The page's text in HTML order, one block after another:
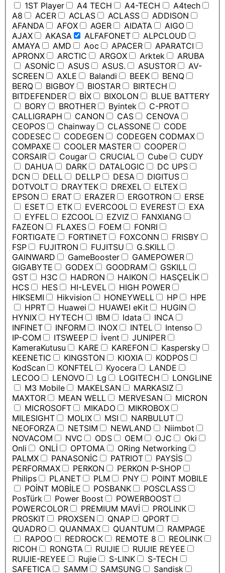
1ST Player
A4 TECH A4-TECH
A4tech
A8
ACER ACLAS ACLASS
ADDISON
AFANDA
AFOX AGER AIDATA
AIGO
AJAX
AKASA ALFAFONET
ALPCLOUD
AMAYA
AMD Aoc APACER
APARATCI
APRONX
ARCTIC ARGOX Arktek
ARUBA
ASONİC
ASUS ASUS. ASUSTOR
AV-
SCREEN
AXLE Balandi BEEK
BENQ
BERQ
BIGBOY BIOSTAR
BIRTECH
BITDEFENDER
BİX BIXOLON
BLUE BATTERY
BORY
BROTHER Byintek
C-PROT
CALLIGRAPH
CANON CAS
CENOVA
CEOPOS
Chainway CLASSONE
CODE
CODESEC
CODEGEN
CODEGEN CODMAX
COMPAXE
COOLER MASTER
COOPER
CORSAIR
Cougar CRUCIAL Cube
CUDY
DAHUA
DARK DATALOGIC
DC UPS
DCN
DELL DELLP DESA
DIGITUS
DOTVOLT
DRAYTEK DREXEL
ELTEX
EPSON
ERAT ERAZER ERGOTRON
ERSE
ESET
ETK EVERCOOL EVEREST
EXA
EYFEL
EZCOOL EZVIZ
FANXIANG
FAZEON
FLAXES FOEM
FONRI
FORTIGATE
FORTINET FOXCONN
FRISBY
FSP
FUJITRON FUJITSU
G.SKILL
GAINWARD
GameBooster
GAMEPOWER
GIGABYTE
GODEX GOODRAM
GSKILL
GST
H3C HADRON HAIKON
HASÇELİK
HCS
HES HI-LEVEL
HIGH POWER
HIKSEMI
Hikvision HONEYWELL HP
HPE
HPRT
Huawei HUAWEI eKit
HUGIN
HYNIX
HYTECH IBM Idata
INCA
INFINET
INFORM INOX INTEL
Intenso
IP-COM
ITSWEEP İvent
JUNIPER
KameraKutusu
KARE KAREFON
Kaspersky
KEENETIC
KINGSTON KIOXIA
KODPOS
KodScan
KONFTEL Kyocera
LANDE
LECOO
LENOVO Lg LOGITECH
LONGLINE
M3 Mobile
MAKELSAN
MARKASIZ
MAXTOR
MEAN WELL MERVESAN
MICRON
MICROSOFT
MIKADO
MIKROBOX
MILESIGHT
MOLIX MSI
NARBULUT
NEOFORZA
NETSIM NEWLAND
Niimbot
NOVACOM
NVC ODS OEM OJC
Oki
Onli
ONLİ OPTOMA
ORing Networking
PALMX
PANASONİC PATRIOT
PAYSİS
PERFORMAX
PERKON
PERKON P-SHOP
Philips
PLANET PLM PNY
POINT MOBILE
POİNT MOBİLE
POSBANK
POSCLASS
PosTürk
Power Boost
POWERBOOST
POWERCOLOR
PREMIUM MAVİ
PROLINK
PROSKIT
PROXSEN QNAP
QPORT
QUADRO
QUANMAX QUANTUM
RAMPAGE
RAPOO
REDROCK REMOTE 8
REOLINK
RICOH
RONGTA RUIJIE
RUIJIE REYEE
RUIJIE-REYEE
Rujie S-LINK
S-TECH
SAFETICA
SAMM SAMSUNG Sandisk